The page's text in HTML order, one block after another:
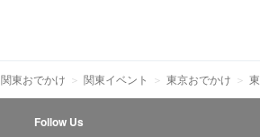
関東おでかけ 関東イベント 東京おでかけ
Follow Us